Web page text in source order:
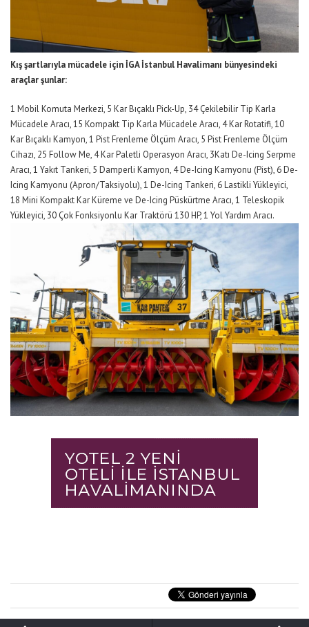
Kış şartlarıyla mücadele içinİGA İstanbul Havalimanı bünyesindeki
araçlarşunlar:
1 Mobil Komuta Merkezi, 5 Kar Bıçaklı Pick-Up, 34Çekilebilir Tip Karla
Mücadele Aracı,15 Kompakt Tip Karla Mücadele Aracı, 4Kar Rotatifi,10
Kar Bıçaklı Kamyon,1 Pist Frenleme Ölçüm Aracı, 5 Pist Frenleme Ölçüm
Cihazı, 25 Follow Me, 4Kar Paletli Operasyon Aracı, 3Katı De-Icing Serpme
Aracı,1 Yakıt Tankeri, 5 Damperli Kamyon, 4De-Icing Kamyonu (Pist), 6De-
Icing Kamyonu (Apron/Taksiyolu),1 De-Icing Tankeri, 6Lastikli Yükleyici,
18 Mini Kompakt Kar Küreme ve De-Icing Püskürtme Aracı,1 Teleskopik
Yükleyici, 30 Çok Fonksiyonlu Kar Traktörü 130 HP,1 Yol Yardım Aracı.